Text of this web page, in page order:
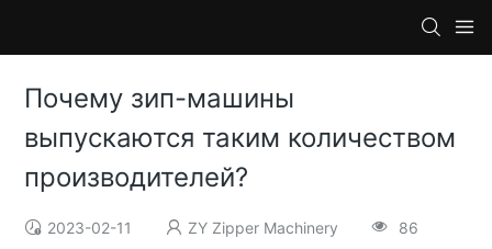
Почему зип-машины
выпускаются таким количеством
производителей?
2023-02-11 ZY Zipper Machinery 86